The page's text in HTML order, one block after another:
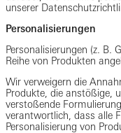
unserer
Personalisierungen
Personalisierungen (z. B.
Reihe von Produkten
Wir verweigern die
Produkte, die anstößige,
verstoßende
verantwortlich, dass alle
Personalisierung von